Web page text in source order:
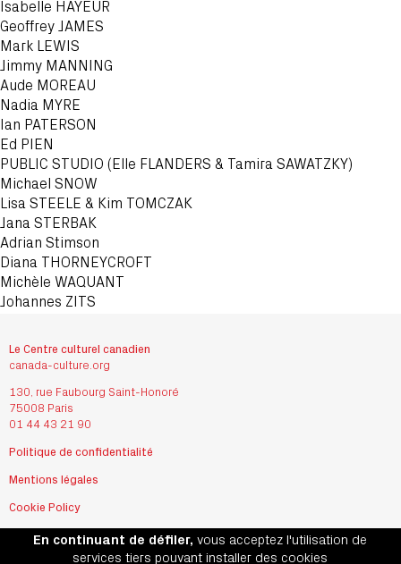
Isabelle HAYEUR
Geoffrey JAMES
Mark LEWIS
Jimmy MANNING
Aude MOREAU
Nadia MYRE
Ian PATERSON
Ed PIEN
PUBLIC STUDIO (Elle FLANDERS & Tamira SAWATZKY)
Michael SNOW
Lisa STEELE & Kim TOMCZAK
Jana STERBAK
Adrian Stimson
Diana THORNEYCROFT
Michèle WAQUANT
Johannes ZITS
Le Centre culturel canadien
canada-culture.org
130, rue Faubourg Saint-Honoré
75008 Paris
01 44 43 21 90
Politique de confidentialité
Mentions légales
Cookie Policy
Gestion des cookies
En continuant de défiler, vous acceptez l'utilisation de
services tiers pouvant installer des cookies